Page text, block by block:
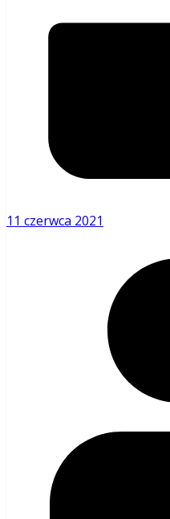
11 czerwca 2021